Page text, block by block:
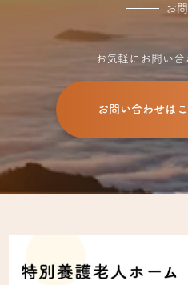
お
お気軽にお問い合
お問い合わせは